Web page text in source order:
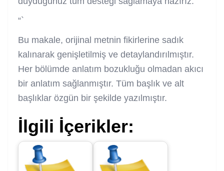
“`
Bu makale, orijinal metnin fikirlerine sadık
kalınarak genişletilmiş ve detaylandırılmıştır.
Her bölümde anlatım bozukluğu olmadan akıcı
bir anlatım sağlanmıştır. Tüm başlık ve alt
başlıklar özgün bir şekilde yazılmıştır.
İlgili İçerikler: